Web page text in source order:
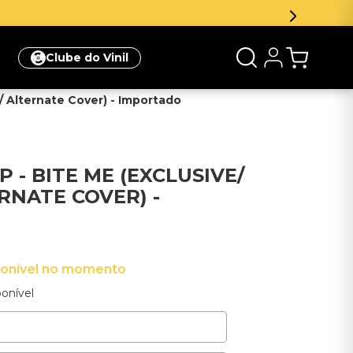
Clube do Vinil
Alternate Cover) - Importado
- BITE ME (EXCLUSIVE/
COVER) -
no momento